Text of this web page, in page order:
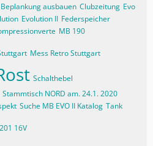
Beplankung ausbauen Clubzeitung Evo
Evolution II Federspeicher
MB 190
Mess Retro Stuttgart
Schalthebel
Stammtisch NORD am. 24.1. 2020
Suche MB EVO II Katalog Tank
16V